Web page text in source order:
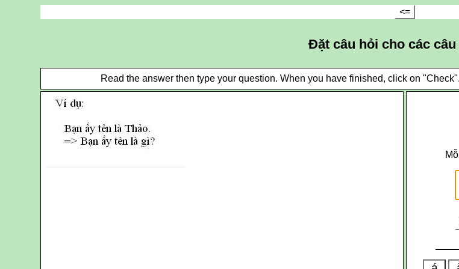
<=
Đặt câu hỏi cho các
Read the answer then type your question. When you have finished, click on